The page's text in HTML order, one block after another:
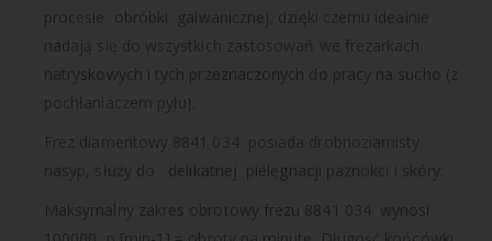
procesie obróbki galwanicznej, dzięki czemu idealnie
nadają się do wszystkich zastosowań we frezarkach
natryskowych i tych przeznaczonych do pracy na sucho (z
pochłaniaczem pyłu).
Frez diamentowy 8841 034 posiada drobnoziarnisty
nasyp, służy do delikatnej pielęgnacji paznokci i skóry.
Maksymalny zakres obrotowy frezu 8841 034 wynosi